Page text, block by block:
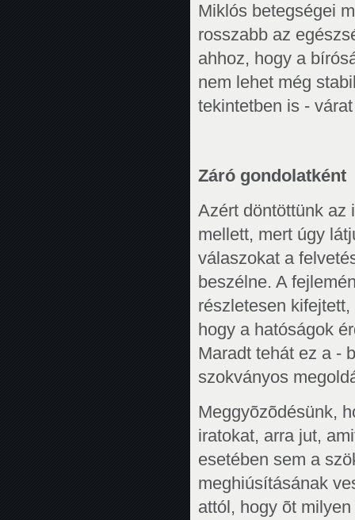
Miklós betegségei
rosszabb az
ahhoz, hogy a
nem lehet még
tekintetben is -
Záró gondolatként
Azért döntöttünk az
mellett, mert úgy
válaszokat a
beszélne. A
részletesen
hogy a hatóságok
Maradt tehát ez a -
szokványos
Meggyõzõdésünk,
iratokat, arra jut,
esetében sem a
meghiúsításának
attól, hogy õt